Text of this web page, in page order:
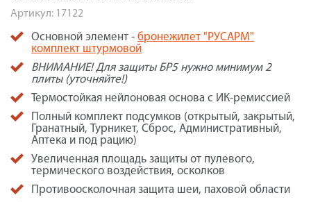
Артикул: 17122
Основной элемент - бронежилет "РУСАРМ"
комплект штурмовой
ВНИМАНИЕ! Для защиты БР5 нужно минимум 2
плиты(уточняйте!)
Термостойкая нейлоновая основа с ИК-ремиссией
Полный комплект подсумков (открытый, закрытый,
Гранатный, Турникет, Сброс, Административный,
Аптека и под рацию)
Увеличенная площадь защиты от пулевого,
термического воздействия, осколков
Противоосколочная защита шеи, паховой области